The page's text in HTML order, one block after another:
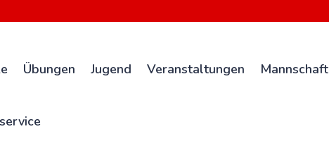
Übungen Jugend Veranstaltungen Mannschaft